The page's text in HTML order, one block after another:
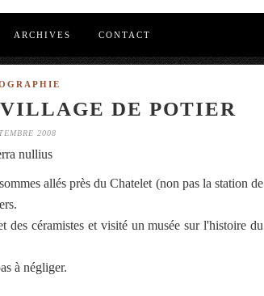
ARCHIVES CONTACT
DE POTIER
2008
nullius
allés près du Chatelet (non pas la station de
des céramistes et visité un musée sur l'histoire du
à négliger.